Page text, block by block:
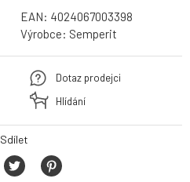
EAN: 4024067003398
Výrobce: Semperit
Dotaz prodejci
Hlídání
Sdílet